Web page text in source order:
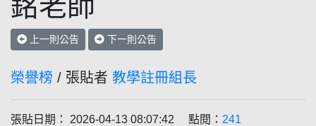
銘老師
上一則公告 下一則公告
榮譽榜 / 張貼者 教學註冊組長
張貼日期： 2026-04-13 08:07:42 點閱： 241